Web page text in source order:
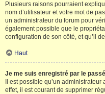
Plusieurs raisons pourraient
nom d’utilisateur et votre mot de
un administrateur du forum pour
également possible que le
configuration de son côté, et qu’il
Haut
Je me suis enregistré par le
Il est possible qu’un
effet, il est courant de supprimer